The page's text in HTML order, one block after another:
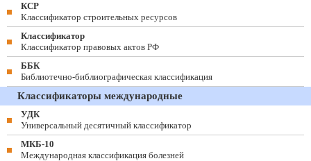
КСР
Классификатор строительных ресурсов
Классификатор
Классификатор правовых актов РФ
ББК
Библиотечно-библиографическая классификация
Классификаторы международные
УДК
Универсальный десятичный классификатор
МКБ-10
Международная классификация болезней